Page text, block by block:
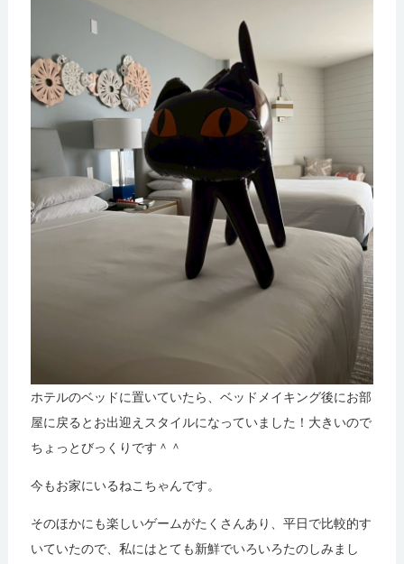
ホテルのベッドに置いていたら、ベッドメイキング後にお部
屋に戻るとお出迎えスタイルになっていました！大きいので
ちょっとびっくりです＾＾
今もお家にいるねこちゃんです。
そのほかにも楽しいゲームがたくさんあり、平日で比較的す
いていたので、私にはとても新鮮でいろいろたのしみまし